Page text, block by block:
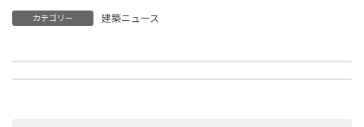
カテゴリー 建築ニュース
国交省ら入札契約実施状況調査に着手